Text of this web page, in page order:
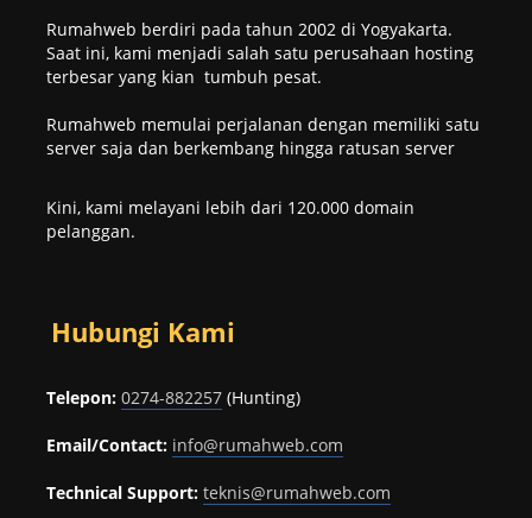
Rumahweb berdiri pada tahun 2002 di Yogyakarta.
Saat ini, kami menjadi salah satu perusahaan hosting
terbesar yang kian tumbuh pesat.
Rumahweb memulai perjalanan dengan memiliki satu
server saja dan berkembang hingga ratusan server
Kini, kami melayani lebih dari 120.000 domain
pelanggan.
Hubungi Kami
Telepon: 0274-882257 (Hunting)
Email/Contact: info@rumahweb.com
Technical Support: teknis@rumahweb.com